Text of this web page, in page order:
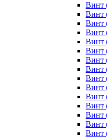
Винт
Винт
Винт
Винт
Винт
Винт
Винт
Винт
Винт
Винт
Винт
Винт
Винт
Винт
Винт